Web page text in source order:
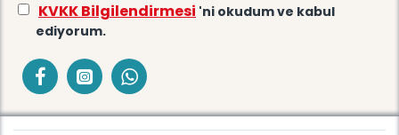
KVKK Bilgilendirmesi 'ni okudum ve kabul
ediyorum.